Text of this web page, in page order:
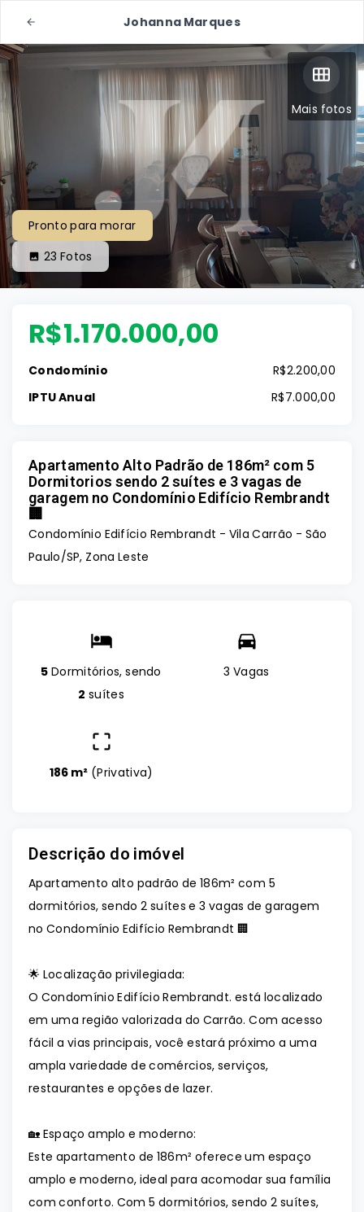
Johanna Marques
Mais fotos
Pronto para morar
23 Fotos
R$1.170.000,00
Condomínio
R$2.200,00
IPTU Anual
R$7.000,00
Apartamento Alto Padrão de 186m² com 5
Dormitorios sendo 2 suítes e 3 vagas de
garagem no Condomínio Edifício Rembrandt
🏢
Condomínio Edifício Rembrandt - Vila Carrão - São
Paulo/SP, Zona Leste
5 Dormitórios, sendo
2 suítes
3 Vagas
186 m² (Privativa)
Descrição do imóvel
Apartamento alto padrão de 186m² com 5
dormitórios, sendo 2 suítes e 3 vagas de garagem
no Condomínio Edifício Rembrandt 🏢
🌟 Localização privilegiada:
O Condomínio Edifício Rembrandt. está localizado
em uma região valorizada do Carrão. Com acesso
fácil a vias principais, você estará próximo a uma
ampla variedade de comércios, serviços,
restaurantes e opções de lazer.
🏡 Espaço amplo e moderno:
Este apartamento de 186m² oferece um espaço
amplo e moderno, ideal para acomodar sua família
com conforto. Com 5 dormitórios, sendo 2 suítes,